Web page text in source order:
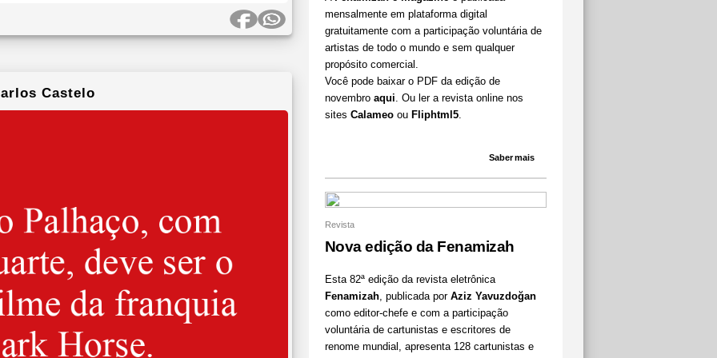
Castelo
mensalmente em plataforma digital
gratuitamente com a participação voluntária de
artistas de todo o mundo e sem qualquer
propósito comercial.
Você pode baixar o PDF da edição de
novembro aqui. Ou ler a revista online nos
sites Calameoou Fliphtml5.
Saber mais
Revista
Nova edição da Fenamizah
Esta 82ª edição da revista eletrônica
Fenamizah, publicada por Aziz Yavuzdoğan
como editor-chefe e com a participação
voluntária de cartunistas e escritores de
renome mundial, apresenta 128 cartunistas e